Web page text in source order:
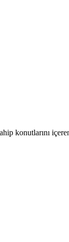
konutlarını